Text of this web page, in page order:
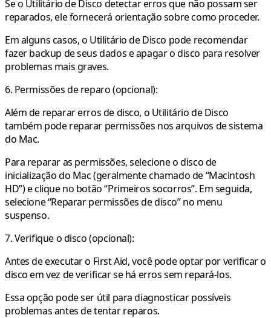
Se o Utilitário de Disco detectar erros que não possam ser
reparados, ele fornecerá orientação sobre como proceder.
Em alguns casos, o Utilitário de Disco pode recomendar
fazer backup de seus dados e apagar o disco para resolver
problemas mais graves.
6. Permissões de reparo (opcional):
Além de reparar erros de disco, o Utilitário de Disco
também pode reparar permissões nos arquivos de sistema
do Mac.
Para reparar as permissões, selecione o disco de
inicialização do Mac (geralmente chamado de “Macintosh
HD”) e clique no botão “Primeiros socorros”. Em seguida,
selecione “Reparar permissões de disco” no menu
suspenso.
7. Verifique o disco (opcional):
Antes de executar o First Aid, você pode optar por verificar o
disco em vez de verificar se há erros sem repará-los.
Essa opção pode ser útil para diagnosticar possíveis
problemas antes de tentar reparos.